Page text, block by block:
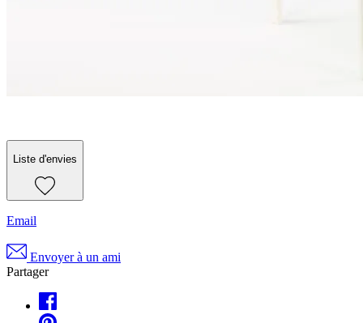
Liste d'envies
Email
Envoyer à un ami
Partager